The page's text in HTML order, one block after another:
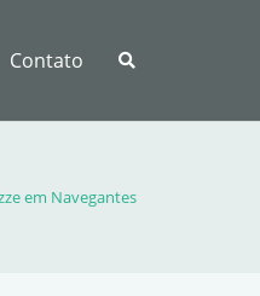
Contato
em Navegantes